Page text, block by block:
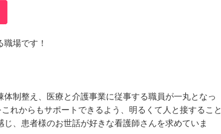
場です！
制整え、医療と介護事業に従事する職員が一丸となっ
れからもサポートできるよう、明るくて人と接すること
、患者様のお世話が好きな看護師さんを求めていま